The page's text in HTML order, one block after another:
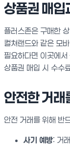
상품권 매입
플러스존은 구매한
컬쳐랜드와 같은 모
필요하다면 이곳에
상품권 매입 시 수수
안전한 거래
안전 거래를 위해 반
사기 예방: 거